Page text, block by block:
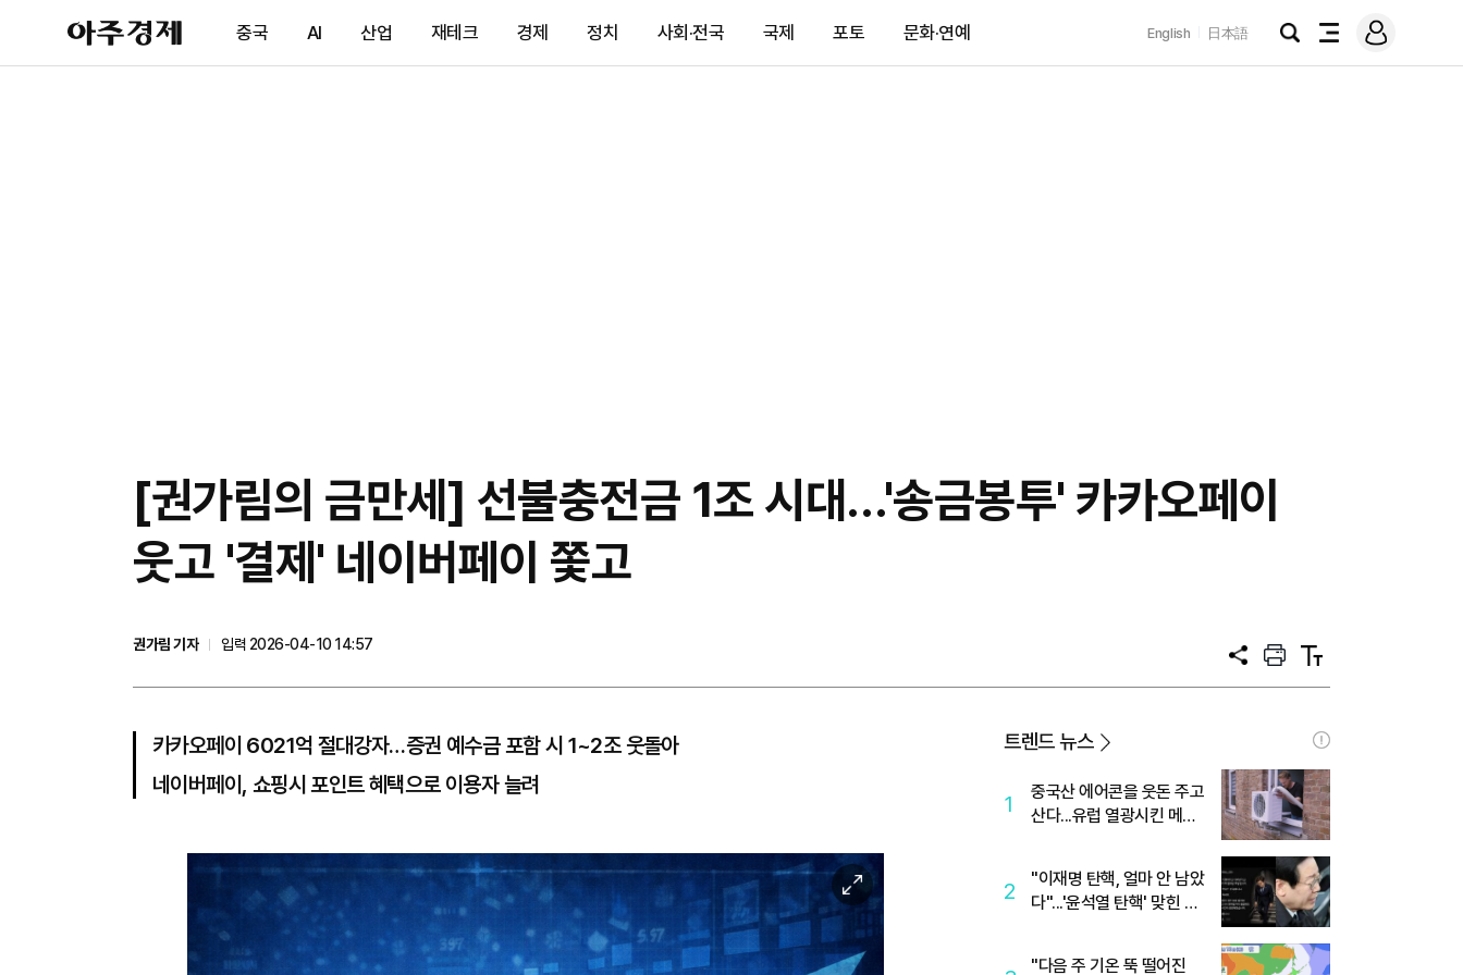
아
주
제
중국 AI 산업 재테크 경제 정치 사회·전국 국제 포토 문화·연예 English 日本語
검
전
메
그
[권가림의 금만세] 선불충전금 1조 시대…'송금봉투' 카카오페이
웃고 '결제' 네이버페이 쫓고
권가림 기자
입력 2026-04-10 14:57
공
프
트
텍
트
카카오페이 6021억 절대강자…증권 예수금 포함 시 1~2조 웃돌아
네이버페이, 쇼핑시 포인트 혜택으로 이용자 늘려
이
미
지
트렌드 뉴스
1
중국산 에어콘을 웃돈 주고
산다...유럽 열광시킨 메이
2
"이재명 탄핵, 얼마 안 남았
다"...'윤석열 탄핵' 맞힌 무
"다음 주 기온 뚝 떨어진